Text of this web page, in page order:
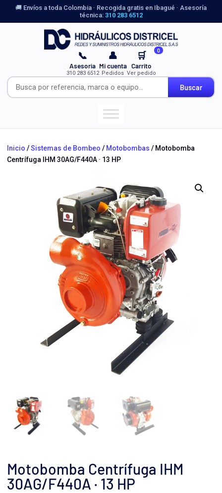
🚚 Envíos a toda Colombia · Recogida gratis en Ibagué · Asesoría
técnica: 310 283 6512
Buscar
📞
Asesoría
310 283 6512
👤
Mi cuenta
Pedidos
🛒 0
Carrito
Ver pedido
Inicio /Sistemas de Bombeo / Motobombas / Motobomba
Centrífuga IHM 30AG/F440A · 13 HP
Motobomba Centrífuga IHM
30AG/F440A · 13 HP